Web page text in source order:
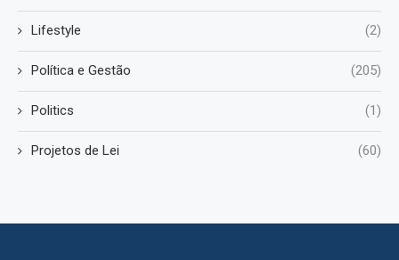
Lifestyle (2)
Política e Gestão (205)
Politics (1)
Projetos de Lei (60)